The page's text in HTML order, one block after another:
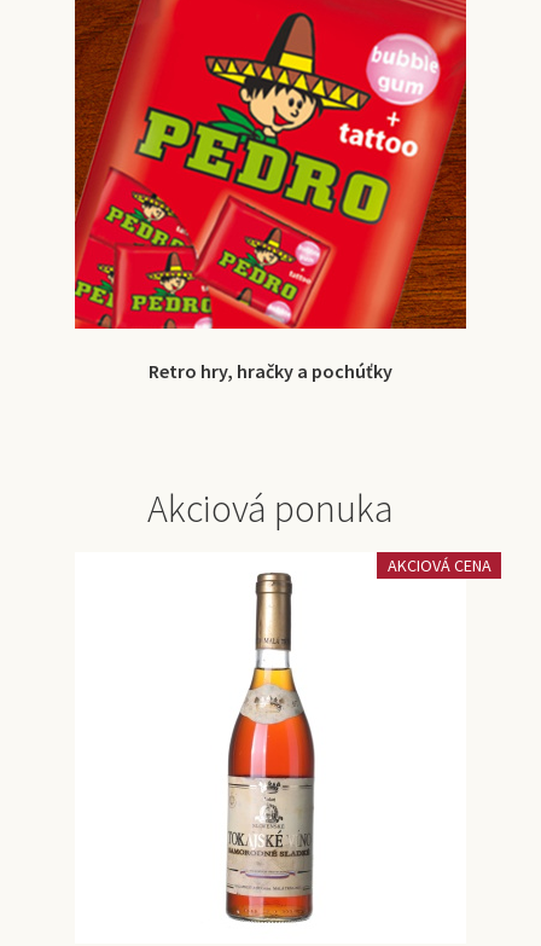
Retro hry, hračky a pochúťky
Akciová ponuka
AKCIOVÁ CENA